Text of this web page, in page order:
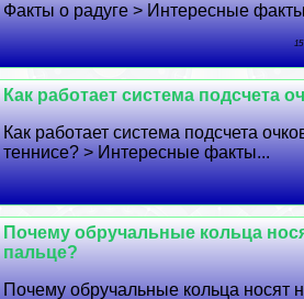
Факты о радуге > Интересные
15
Как работает система подсчета
Как работает система подсчета
теннисе? > Интересные факты...
Почему обручальные кольца
пальце?
Почему обручальные кольца носят